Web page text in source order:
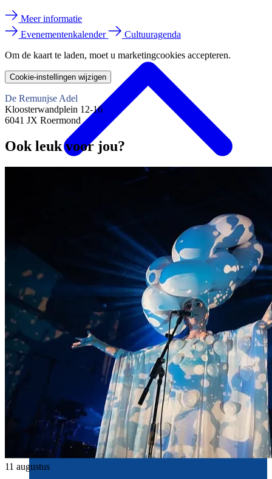
Meer informatie
Evenementenkalender
Cultuuragenda
Om de kaart te laden, moet u marketingcookies accepteren.
Cookie-instellingen wijzigen
De Remunjse Adel
Kloosterwandplein 12-16
6041 JX Roermond
Ook leuk voor jou?
11 augustus